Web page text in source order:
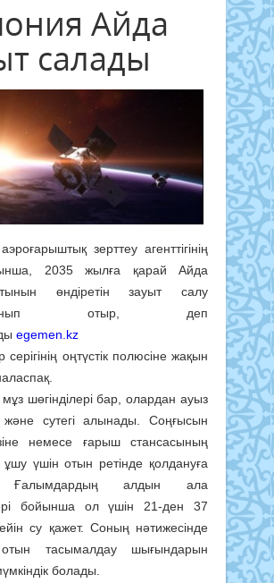
Айда
салады
зерттеу агенттігінің
2035 жылға қарай Айда
өндіретін зауыт салу
отыр, деп
egemen.kz
оңтүстік полюсіне жақын
шөгінділері бар, олардан ауыз
және сутегі алынады. Соңғысын
немесе ғарыш стансасының
үшін отын ретінде қолдануға
Ғалымдардың алдын ала
бойынша ол үшін 21-ден 37
су қажет. Соның нәтижесінде
тасымалдау шығындарын
болады.